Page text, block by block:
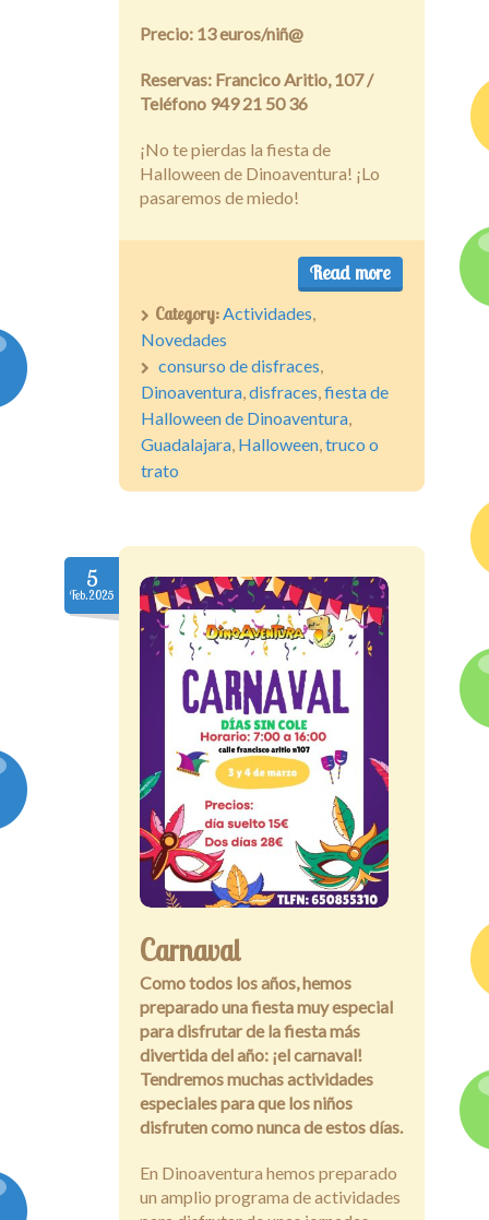
Precio: 13 euros/niñ@
Reservas: Francico Aritio, 107 /
Teléfono 949 21 50 36
¡No te pierdas la fiesta de
Halloween de Dinoaventura! ¡Lo
pasaremos de miedo!
Read more
Category:Actividades,
Novedades
consurso de disfraces,
Dinoaventura,disfraces,fiesta de
Halloween de Dinoaventura,
Guadalajara, Halloween,truco o
trato
5
Feb.2025
Carnaval
Como todos los años, hemos
preparado una fiesta muy especial
para disfrutar de la fiesta más
divertida del año: ¡el carnaval!
Tendremos muchas actividades
especiales para que los niños
disfruten como nunca de estos días.
En Dinoaventura hemos preparado
un amplio programa de actividades